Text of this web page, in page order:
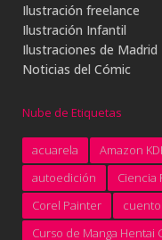
Ilustración freelance
Ilustración Infantil
Ilustraciones de Madrid
Noticias del Cómic
Nube de Etiquetas
acuarela Amazon
autoedición
Ciencia
Corel Painter
Curso de Manga Hentai